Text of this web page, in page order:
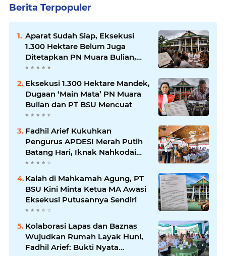
Berita Terpopuler
Aparat Sudah Siap, Eksekusi
1.300 Hektare Belum Juga
Ditetapkan PN Muara Bulian,
Ada Apa?
Eksekusi 1.300 Hektare Mandek,
Dugaan ‘Main Mata’ PN Muara
Bulian dan PT BSU Mencuat
Fadhil Arief Kukuhkan
Pengurus APDESI Merah Putih
Batang Hari, Iknak Nahkodai
Periode 2026–2031
Kalah di Mahkamah Agung, PT
BSU Kini Minta Ketua MA Awasi
Eksekusi Putusannya Sendiri
Kolaborasi Lapas dan Baznas
Wujudkan Rumah Layak Huni,
Fadhil Arief: Bukti Nyata